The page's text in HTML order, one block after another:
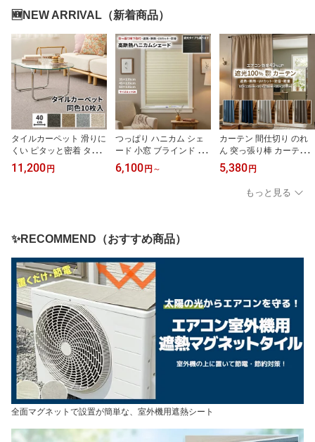
🆕NEW ARRIVAL（新着商品）
タイルカーペット 滑りに
くい ピタッと密着 タイ
ル 床タイル フロアタイ
ル 接着剤不要 リフォー
10枚入りフロアタイル
(H)
11,200 円
つっぱり ハニカム シェ
ード 小窓 ブラインド 賃
貸OK 幅カットOK 選べる
遮光 / 非遮光 採光 遮熱
窓 無地 フリーカット (K
YU)
6,100 円 ～
カーテン 間仕切り のれ
ん 突っ張り棒 カーテン
レール どちらも取付可
フック付 完全遮光 遮光1
00％ 洗える 暖簾 約 幅95
×丈135cm 丈178cm 丈2
5,380 円
もっと見る
✨RECOMMEND（おすすめ商品）
全面マグネットで設置が簡単な、室外機用遮熱シート